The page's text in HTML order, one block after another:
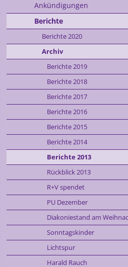
Ankündigungen
Berichte
Berichte 2020
Archiv
Berichte 2019
Berichte 2018
Berichte 2017
Berichte 2016
Berichte 2015
Berichte 2014
Berichte 2013
Rückblick 2013
R+V spendet
PU Dezember
Diakoniestand am
Sonntagskinder
Lichtspur
Harald Rauch